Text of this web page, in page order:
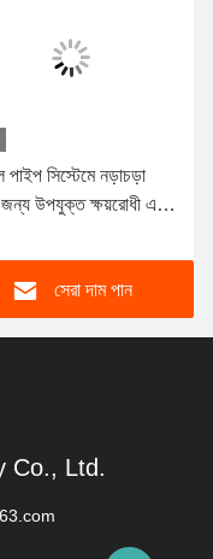
পাইপ সিস্টেমে নড়াচড়া
জন্য উপযুক্ত ক্ষয়রোধী একক
সেরা দাম পান
Co., Ltd.